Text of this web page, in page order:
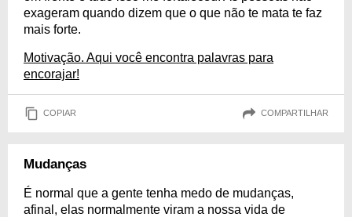
exageram quando dizem que o que não te mata te faz
mais forte.
Motivação. Aqui você encontra palavras para
encorajar!
COPIAR COMPARTILHAR
Mudanças
É normal que a gente tenha medo de mudanças,
afinal, elas normalmente viram a nossa vida de